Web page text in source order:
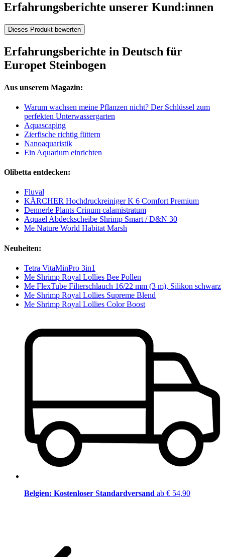
Erfahrungsberichte unserer Kund:innen
Dieses Produkt bewerten
Erfahrungsberichte in Deutsch für
Europet Steinbogen
Aus unserem Magazin:
Warum wachsen meine Pflanzen nicht? Der Schlüssel zum
perfekten Unterwassergarten
Aquascaping
Zierfische richtig füttern
Nanoaquaristik
Ein Aquarium einrichten
Olibetta entdecken:
Fluval
KÄRCHER Hochdruckreiniger K 6 Comfort Premium
Dennerle Plants Crinum calamistratum
Aquael Abdeckscheibe Shrimp Smart / D&N 30
Me Nature World Habitat Marsh
Neuheiten:
Tetra VitaMinPro 3in1
Me Shrimp Royal Lollies Bee Pollen
Me FlexTube Filterschlauch 16/22 mm (3 m), Silikon schwarz
Me Shrimp Royal Lollies Supreme Blend
Me Shrimp Royal Lollies Color Boost
Belgien: Kostenloser Standardversand ab € 54,90